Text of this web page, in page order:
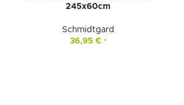
245x60cm
Schmidtgard
36,95€ *